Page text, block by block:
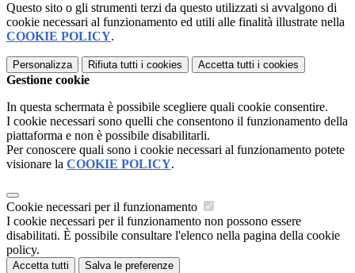
Questo sito o gli strumenti terzi da questo utilizzati si avvalgono di
cookie necessari al funzionamento ed utili alle finalità illustrate nella
COOKIE POLICY.
Personalizza Rifiuta tutti i cookies Accetta tutti i cookies
Gestione cookie
In questa schermata è possibile scegliere quali cookie consentire.
I cookie necessari sono quelli che consentono il funzionamento della
piattaforma e non è possibile disabilitarli.
Per conoscere quali sono i cookie necessari al funzionamento potete
visionare la COOKIE POLICY.
Cookie necessari per il funzionamento
I cookie necessari per il funzionamento non possono essere
disabilitati. È possibile consultare l'elenco nella pagina della cookie
policy.
Accetta tutti Salva le preferenze